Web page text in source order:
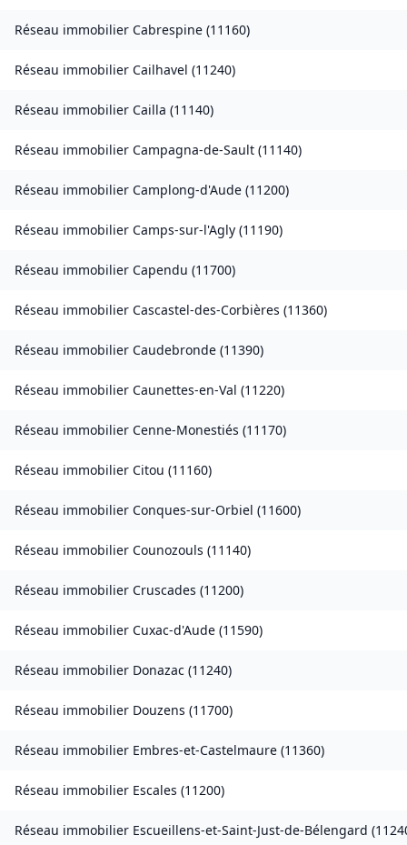
Réseau immobilier Cabrespine (11160)
Réseau immobilier Cailhavel (11240)
Réseau immobilier Cailla (11140)
Réseau immobilier Campagna-de-Sault (11140)
Réseau immobilier Camplong-d'Aude (11200)
Réseau immobilier Camps-sur-l'Agly (11190)
Réseau immobilier Capendu (11700)
Réseau immobilier Cascastel-des-Corbières (11360)
Réseau immobilier Caudebronde (11390)
Réseau immobilier Caunettes-en-Val (11220)
Réseau immobilier Cenne-Monestiés (11170)
Réseau immobilier Citou (11160)
Réseau immobilier Conques-sur-Orbiel (11600)
Réseau immobilier Counozouls (11140)
Réseau immobilier Cruscades (11200)
Réseau immobilier Cuxac-d'Aude (11590)
Réseau immobilier Donazac (11240)
Réseau immobilier Douzens (11700)
Réseau immobilier Embres-et-Castelmaure (11360)
Réseau immobilier Escales (11200)
Réseau immobilier Escueillens-et-Saint-Just-de-Bélengard (